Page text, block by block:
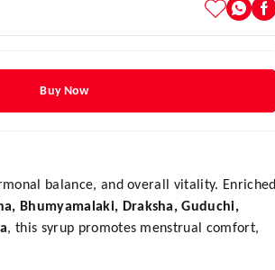
Buy Now
balance, and overall vitality. Enriched
Bhumyamalaki, Draksha, Guduchi,
, this syrup promotes menstrual comfort,